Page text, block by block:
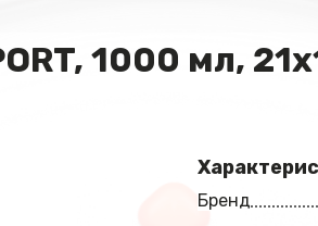
1000 мл,
Бренд